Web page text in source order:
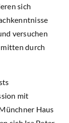
sich
versuchen
durch
mit
Haus